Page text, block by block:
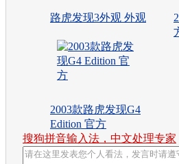
路虎发现3外观 外观
2003款路虎发现G4
Edition 官方
搜狗拼音输入法，中文处理专家